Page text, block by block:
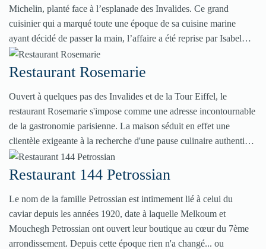
Michelin, planté face à l’esplanade des Invalides. Ce grand
cuisinier qui a marqué toute une époque de sa cuisine marine
ayant décidé de passer la main, l’affaire a été reprise par Isabel…
Restaurant Rosemarie
Ouvert à quelques pas des Invalides et de la Tour Eiffel, le
restaurant Rosemarie s'impose comme une adresse incontournable
de la gastronomie parisienne. La maison séduit en effet une
clientèle exigeante à la recherche d'une pause culinaire authenti…
Restaurant 144 Petrossian
Le nom de la famille Petrossian est intimement lié à celui du
caviar depuis les années 1920, date à laquelle Melkoum et
Mouchegh Petrossian ont ouvert leur boutique au cœur du 7ème
arrondissement. Depuis cette époque rien n'a changé... ou